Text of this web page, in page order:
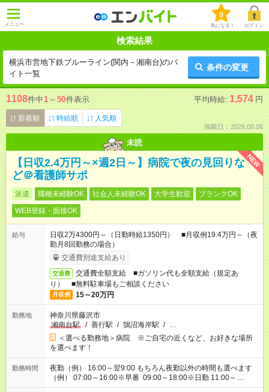
メニュー
0
気になる！ ログイン
検索結果
横浜市営地下鉄ブルーライン(関内－湘南台)のバ
イト一覧
条件の変更
1108件中1 ～ 50件表示 平均時給: 1,574 円
新着順 時給順 人気順
掲載日：2026.08.06
未読
NEW
【日収2.4万円～×週2日～】病院で夜の見回りな
ど＠看護師サポ
派遣 職種未経験OK 社会人未経験OK 大学生歓迎
ブランクOK
WEB登録・面接OK
給与
日収2万4300円～（日勤時給1350円） ■月収例19.4万円～（夜
勤月8回勤務の場合）
交通費別途支給あり
交通費
交通費全額支給 ■ガソリン代も全額支給（規定あ
り） ■無料駐車場もご相談ください
月収例 15～20万円
勤務地
神奈川県藤沢市
湘南台駅
/ 善行駅 / 鵠沼海岸駅 / …
＜選べる勤務地＞病院 ※ご自宅の近くなど、お好きな場所
を選べます！
勤務時間
夜勤（例） 16:00～翌9:00 もちろん夜勤以外の時間も選べます
（例） 07:00～16:00※早番 09:00～18:00※日勤 11:00～
20:00※遅番 ※時間は、固定・選べる施設もあるので、ご希望が